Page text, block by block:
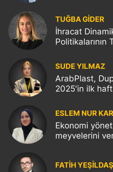
TUĞBA GİDER
İhracat
Politikalarının
SUDE YILMAZ
ArabPlast,
2025'in ilk
ESLEM NUR
Ekonomi
meyvelerini
FATIH YEŞİLDAŞ